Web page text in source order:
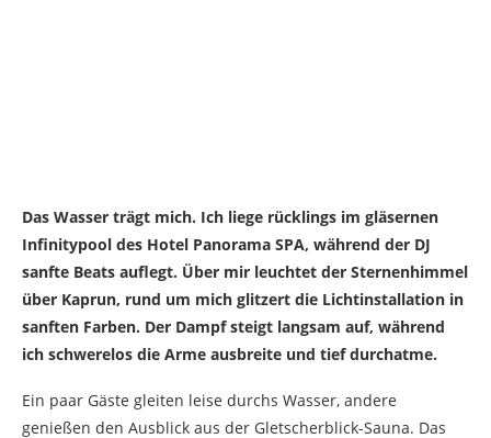
Das Wasser trägt mich. Ich liege rücklings im gläsernen
Infinitypool des Hotel Panorama SPA, während der DJ
sanfte Beats auflegt. Über mir leuchtet der Sternenhimmel
über Kaprun, rund um mich glitzert die Lichtinstallation in
sanften Farben. Der Dampf steigt langsam auf, während
ich schwerelos die Arme ausbreite und tief durchatme.
Ein paar Gäste gleiten leise durchs Wasser, andere
genießen den Ausblick aus der Gletscherblick-Sauna. Das